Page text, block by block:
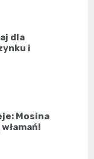
dla
i
Mosina